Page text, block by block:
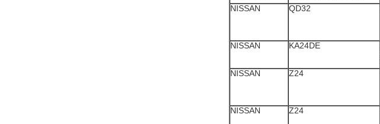
NISSAN
QD32
NISSAN KA24DE
NISSAN Z24
NISSAN Z24